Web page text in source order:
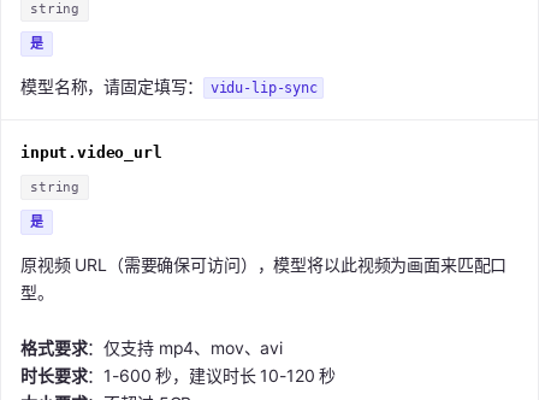
string
是
模型名称，请固定填写： vidu-lip-sync
input.video_url
string
是
原视频 URL（需要确保可访问），模型将以此视频为画面来匹配口
型。
格式要求：仅支持 mp4、mov、avi
时长要求：1-600 秒，建议时长 10-120 秒